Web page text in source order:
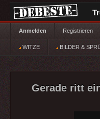
Anmelden Registrieren
WITZE BILDER &
Gerade ritt